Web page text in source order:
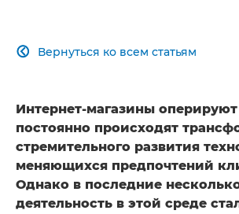
Вернуться ко всем статьям

Интернет-магазины оперируют
постоянно происходят
стремительного развития
меняющихся предпочтений
Однако в последние
деятельность в этой среде